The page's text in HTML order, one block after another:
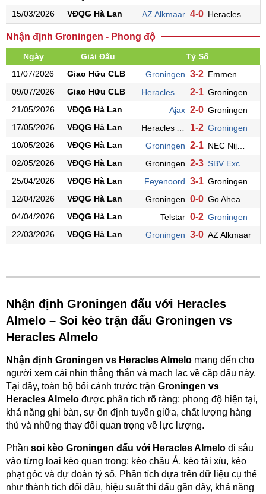
15/03/2026
VĐQG Hà Lan AZ Alkmaar 4-0
Nhận định Groningen - Phong độ
Ngày Giải Đấu
Tỷ Số
11/07/2026
Giao Hữu CLB Groningen 3-2 Emmen
09/07/2026
Giao Hữu CLB 2-1 Groningen
21/05/2026
VĐQG Hà Lan Ajax 2-0 Groningen
17/05/2026
VĐQG Hà Lan 1-2 Groningen
10/05/2026
VĐQG Hà Lan Groningen 2-1
02/05/2026
VĐQG Hà Lan Groningen 2-3
25/04/2026
VĐQG Hà Lan Feyenoord 3-1 Groningen
12/04/2026
VĐQG Hà Lan Groningen 0-0
04/04/2026
VĐQG Hà Lan Telstar 0-2 Groningen
22/03/2026
VĐQG Hà Lan Groningen 3-0 AZ Alkmaar
Nhận định Groningen đấu với Heracles
Almelo – Soi kèo trận đấu Groningen vs
Heracles Almelo
Nhận định Groningen vs Heracles Almelo mang đến cho
người xem cái nhìn thẳng thắn và mạch lạc về cặp đấu này.
Tại đây, toàn bộ bối cảnh trước trận Groningen vs
Heracles Almelo được phân tích rõ ràng: phong độ hiện tại,
khả năng ghi bàn, sự ổn định tuyến giữa, chất lượng hàng
thủ và những thay đổi quan trọng về lực lượng.
Phần soi kèo Groningen đấu với Heracles Almelo đi sâu
vào từng loại kèo quan trọng: kèo châu Á, kèo tài xỉu, kèo
phạt góc và dự đoán tỷ số. Phân tích dựa trên dữ liệu cụ thể
như thành tích đối đầu, hiệu suất thi đấu gần đây, khả năng